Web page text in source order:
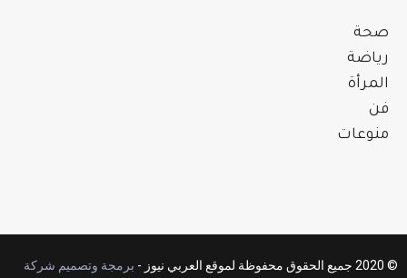
صحة
رياضة
المرأة
فن
منوعات
© 2020 جميع الحقوق محفوظة لموقع العربي نيوز - برمجة وتصميم شركة